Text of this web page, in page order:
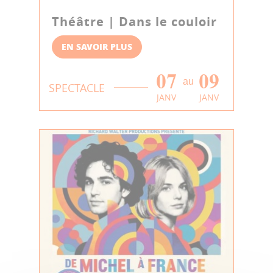
Théâtre | Dans le couloir
EN SAVOIR PLUS
SPECTACLE 07
JANV
au 09
JANV